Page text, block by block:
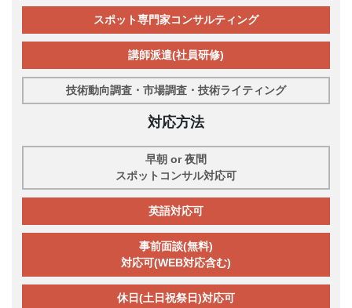
スポット専門家コンサルティング
講師派遣(社員研修)
技術動向調査・市場調査・技術ライティング
対応方法
早朝 or 夜間
スポットコンサル対応可
英語対応可
事前面談(無料)
対応可(WEB対応含む)
休日(土日祝祭日)対応可